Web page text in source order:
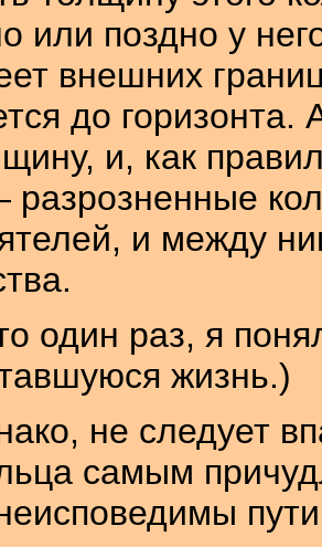
или поздно у
внешних
до горизонта.
и, как
и между
один раз, я
жизнь.)
не следует
самым